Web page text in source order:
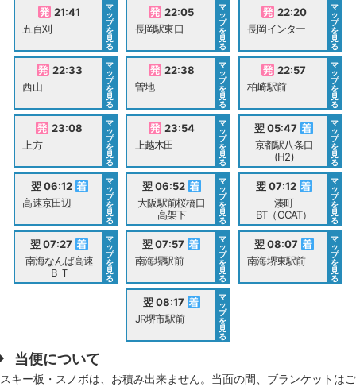
21:41
五百刈
マ
ッ
プ
を
見
る
22:05
長岡駅東口
マ
ッ
プ
を
見
る
22:20
長岡インター
マ
ッ
プ
を
見
る
22:33
西山
マ
ッ
プ
を
見
る
22:38
曽地
マ
ッ
プ
を
見
る
22:57
柏崎駅前
マ
ッ
プ
を
見
る
23:08
上方
マ
ッ
プ
を
見
る
23:54
上越木田
マ
ッ
プ
を
見
る
翌 05:47
京都駅八条口
(H2)
マ
ッ
プ
を
見
る
翌 06:12
高速京田辺
マ
ッ
プ
を
見
る
翌 06:52
大阪駅前桜橋口
高架下
マ
ッ
プ
を
見
る
翌 07:12
湊町
BT（OCAT）
マ
ッ
プ
を
見
る
翌 07:27
南海なんば高速
ＢＴ
マ
ッ
プ
を
見
る
翌 07:57
南海堺駅前
マ
ッ
プ
を
見
る
翌 08:07
南海堺東駅前
マ
ッ
プ
を
見
る
翌 08:17
JR堺市駅前
マ
ッ
プ
を
見
る
当便について
スキー板・スノボは、お積み出来ません。当面の間、ブランケットはご